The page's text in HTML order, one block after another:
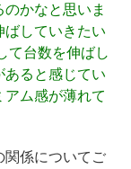
かなと思いま
ばしていきたい
て台数を伸ばし
あると感じてい
アム感が薄れて
関係についてご